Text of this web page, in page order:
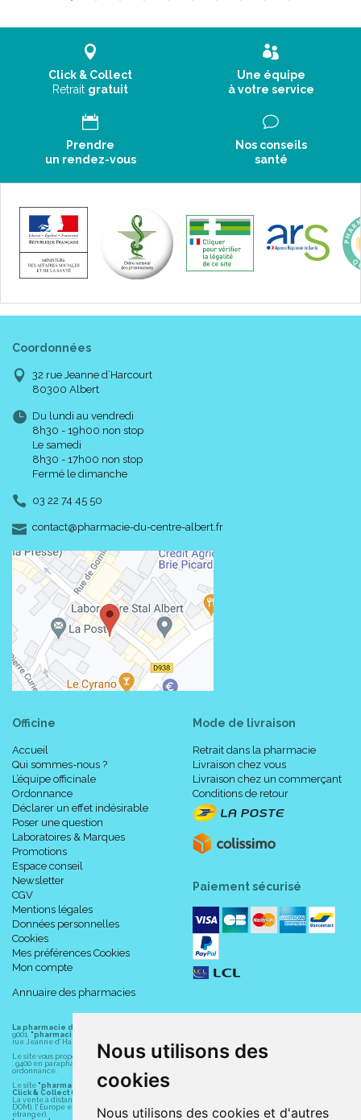
Nous utilisons des
cookies
Nous utilisons des cookies et d'autres
Click & Collect
Retrait gratuit
Une équipe
à votre service
Prendre
un rendez-vous
Nos conseils
santé
Coordonnées
32 rue Jeanne d’Harcourt
80300 Albert
Du lundi au vendredi
8h30 - 19h00 non stop
Le samedi
8h30 - 17h00 non stop
Fermé le dimanche
03 22 74 45 50
contact-
@-
pharmacie-du-centre-albert.fr
Officine
Accueil
Qui sommes-nous ?
L’équipe officinale
Ordonnance
Déclarer un effet indésirable
Poser une question
Laboratoires & Marques
Promotions
Espace conseil
Newsletter
CGV
Mentions légales
Données personnelles
Cookies
Mes préférences Cookies
Mon compte
Annuaire des pharmacies
Mode de livraison
Retrait dans la pharmacie
Livraison chez vous
Livraison chez un commerçant
Conditions de retour
Paiement sécurisé
La pharmacie du centre à Albert
9001. "pharmacie-du-centre-albert.fr "
rue Jeanne d' Harcourt, 80300 Albert.
Le site vous propose un large choix de plus de 11000 références, au prix les plus bas possible
: 9400 en parapharmacie, animaux, orthopédie, matériel médical. 1700 en médicaments sans
ordonnance.
Le site "pharmacie-du-centre-albert.fr"vous propose les service suivants :
Click & Collect (retrait gratuit dans la pharmacie).
La vente à distance chez vous et/ou chez un commerçant sur la France (Andorre, Monaco et
DOM), l' Europe et le monde entier (livraison assuré par Colissimo et ses partenaires à l'
étranger).